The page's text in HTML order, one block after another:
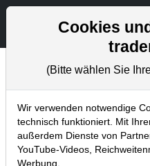
Trader-Blog
Home Blog Trader-
Trendstabilität -
Cookies
(Bitte wählen Sie
Wir verwenden notwendige
technisch funktioniert. Mit
außerdem Dienste von
YouTube-Videos,
Werbung.